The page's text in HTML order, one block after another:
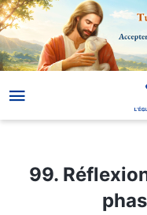
99. Réflexions d’une
99.